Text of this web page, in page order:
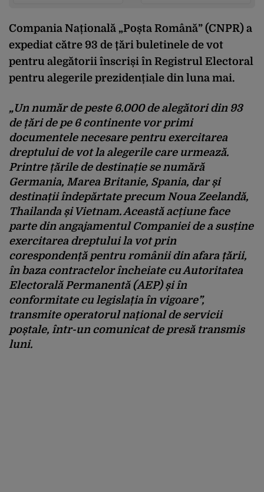
Compania Națională „Poșta Română” (CNPR) a
expediat către 93 de țări buletinele de vot
pentru alegătorii înscriși în Registrul Electoral
pentru alegerile prezidențiale din luna mai.
„Un număr de peste 6.000 de alegători din 93
de țări de pe 6 continente vor primi
documentele necesare pentru exercitarea
dreptului de vot la alegerile care urmează.
Printre țările de destinație se numără
Germania, Marea Britanie, Spania, dar și
destinații îndepărtate precum Noua Zeelandă,
Thailanda și Vietnam. Această acțiune face
parte din angajamentul Companiei de a susține
exercitarea dreptului la vot prin
corespondență pentru românii din afara țării,
în baza contractelor încheiate cu Autoritatea
Electorală Permanentă (AEP) și în
conformitate cu legislația în vigoare”,
transmite operatorul național de servicii
poștale, într-un comunicat de presă transmis
luni.